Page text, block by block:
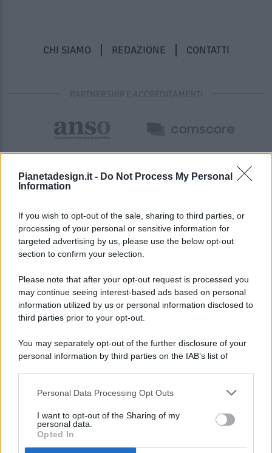
Pianetadesign.it - Do Not Process My Personal
Information
If you wish to opt-out of the sale, sharing to third parties, or
processing of your personal or sensitive information for
targeted advertising by us, please use the below opt-out
section to confirm your selection.
Please note that after your opt-out request is processed you
may continue seeing interest-based ads based on personal
information utilized by us or personal information disclosed to
third parties prior to your opt-out.
You may separately opt-out of the further disclosure of your
personal information by third parties on the IAB’s list of
This information may also be disclosed by us to third parties
disclose it to other third parties.
Personal Data Processing Opt Outs
I want to opt-out of the Sharing of my
personal data.
Opted In
CHI SIAMO REDAZIONE CONTATTI
PARTNERSHIP E ACCREDITAMENTI
© 2026 - Pianeta Design - P.IVA 04827280654 - Testata
Registrata Al Tribunale Di Nocera Inferiore N. 8/2020 - RG N.
ISCRIZIONE AL ROC N. 35792 – ISCRITTA ALL’ANSO
(ASSOCIAZIONE NAZIONALE STAMPA ONLINE)
PREFERENZE PRIVACY